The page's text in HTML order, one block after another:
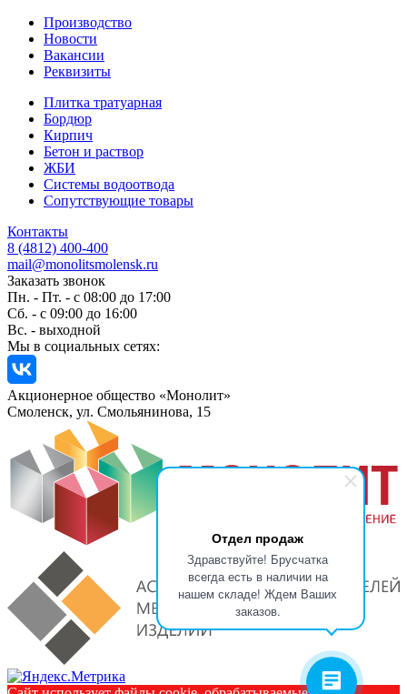
Отдел продаж
Здравствуйте! Брусчатка
всегда есть в наличии на
нашем складе! Ждем Ваших
заказов.
Производство
Новости
Вакансии
Реквизиты
Плитка тратуарная
Бордюр
Кирпич
Бетон и раствор
ЖБИ
Системы водоотвода
Сопутствующие товары
Контакты
8 (4812) 400-400
mail@monolitsmolensk.ru
Заказать звонок
Пн. - Пт. - с 08:00 до 17:00
Сб. - с 09:00 до 16:00
Вс. - выходной
Мы в социальных сетях:
Акционерное общество «Монолит»
Смоленск, ул. Смольянинова, 15